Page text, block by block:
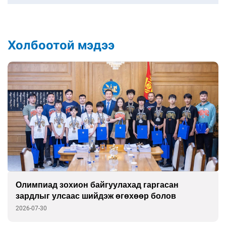
Холбоотой мэдээ
Олимпиад зохион байгуулахад гаргасан
зардлыг улсаас шийдэж өгөхөөр болов
2026-07-30